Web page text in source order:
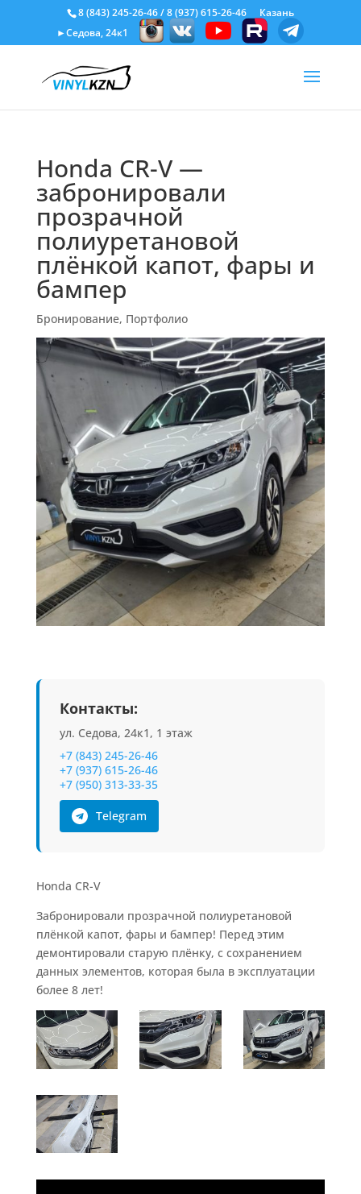
8 (843) 245-26-46/8 (937) 615-26-46
Казань
►Седова, 24к1
Honda CR-V —
забронировали
прозрачной
полиуретановой
плёнкой капот, фары и
бампер
Бронирование, Портфолио
Контакты:
ул. Седова, 24к1, 1 этаж
+7 (843) 245-26-46
+7 (937) 615-26-46
+7 (950) 313-33-35
Telegram
Honda CR-V
Забронировали прозрачной полиуретановой
плёнкой капот, фары и бампер! Перед этим
демонтировали старую плёнку, с сохранением
данных элементов, которая была в эксплуатации
более 8 лет!